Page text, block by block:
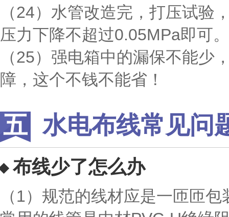
（24）水管改造完，打压试验
压力下降不超过0.05MPa即可。
（25）强电箱中的漏保不能少
障，这个不钱不能省！
水电布线常见问
布线少了怎么办
（1）规范的线材应是一匝匝